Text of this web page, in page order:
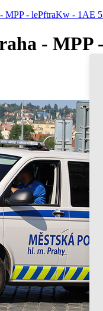
MPP - lePftraKw - 1AE
- MPP